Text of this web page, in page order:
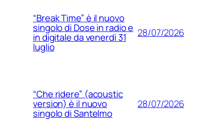
“Break Time” è il nuovo
singolo di Dose in radio e
in digitale da venerdì 31
luglio
28/07/2026
“Che ridere” (acoustic
version) è il nuovo
singolo di Santelmo
28/07/2026